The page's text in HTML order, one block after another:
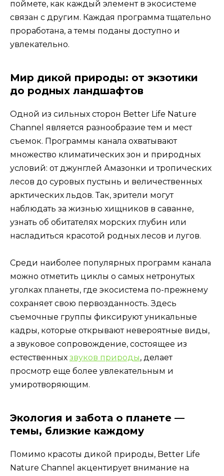
поймете, как каждый элемент в экосистеме
связан с другим. Каждая программа тщательно
проработана, а темы поданы доступно и
увлекательно.
Мир дикой природы: от экзотики
до родных ландшафтов
Одной из сильных сторон Better Life Nature
Channel является разнообразие тем и мест
съемок. Программы канала охватывают
множество климатических зон и природных
условий: от джунглей Амазонки и тропических
лесов до суровых пустынь и величественных
арктических льдов. Так, зрители могут
наблюдать за жизнью хищников в саванне,
узнать об обитателях морских глубин или
насладиться красотой родных лесов и лугов.
Среди наиболее популярных программ канала
можно отметить циклы о самых нетронутых
уголках планеты, где экосистема по-прежнему
сохраняет свою первозданность. Здесь
съемочные группы фиксируют уникальные
кадры, которые открывают невероятные виды,
а звуковое сопровождение, состоящее из
естественных звуков природы, делает
просмотр еще более увлекательным и
умиротворяющим.
Экология и забота о планете —
темы, близкие каждому
Помимо красоты дикой природы, Better Life
Nature Channel акцентирует внимание на